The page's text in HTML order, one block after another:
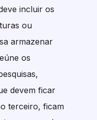
incluir os
ou
armazenar
os
devem ficar
terceiro, ficam